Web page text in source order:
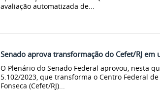
avaliação automatizada de...
Senado aprova transformação do Cefet/RJ em
O Plenário do Senado Federal aprovou, nesta
5.102/2023, que transforma o Centro Federal
Fonseca (Cefet/RJ)...